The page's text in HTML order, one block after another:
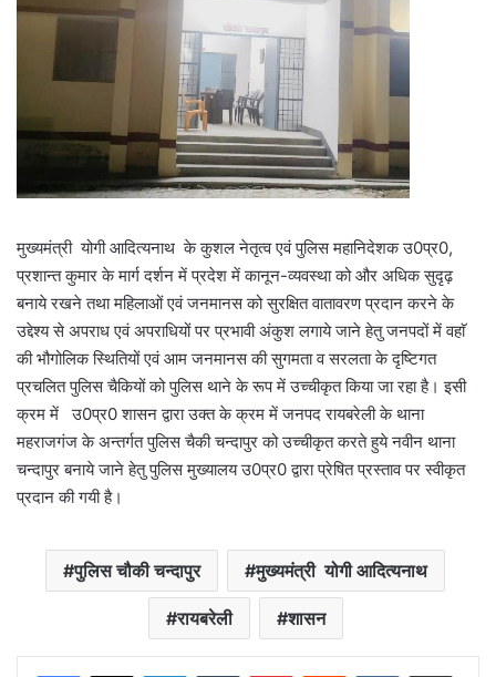
मुख्यमंत्री योगी आदित्यनाथ के कुशल नेतृत्व एवं पुलिस महानिदेशक उ0प्र0,
प्रशान्त कुमार के मार्ग दर्शन में प्रदेश में कानून-व्यवस्था को और अधिक सुदृढ़
बनाये रखने तथा महिलाओं एवं जनमानस को सुरक्षित वातावरण प्रदान करने के
उद्देश्य से अपराध एवं अपराधियों पर प्रभावी अंकुश लगाये जाने हेतु जनपदों में वहाॅ
की भौगोलिक स्थितियों एवं आम जनमानस की सुगमता व सरलता के दृष्टिगत
प्रचलित पुलिस चैकियों को पुलिस थाने के रूप में उच्चीकृत किया जा रहा है। इसी
क्रम में उ0प्र0 शासन द्वारा उक्त के क्रम में जनपद रायबरेली के थाना
महराजगंज के अन्तर्गत पुलिस चैकी चन्दापुर को उच्चीकृत करते हुये नवीन थाना
चन्दापुर बनाये जाने हेतु पुलिस मुख्यालय उ0प्र0 द्वारा प्रेषित प्रस्ताव पर स्वीकृत
प्रदान की गयी है।
पुलिस चौकी चन्दापुर मुख्यमंत्री योगी आदित्यनाथ
रायबरेली शासन